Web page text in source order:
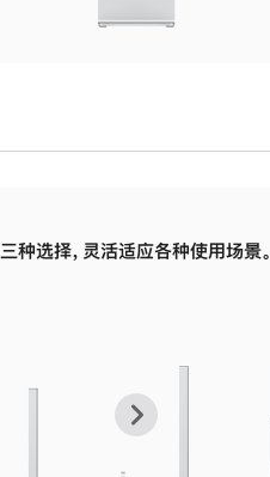
面
面
三种选择，灵活适应各种使用场景。
上
下